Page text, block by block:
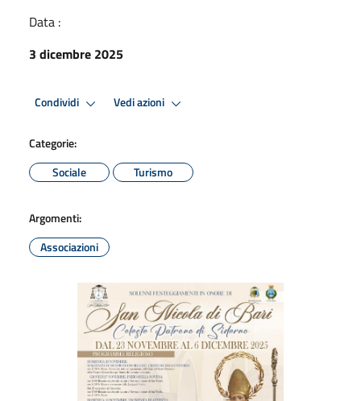
Data :
3 dicembre 2025
Condividi Vedi azioni
Categorie:
Sociale
Turismo
Argomenti:
Associazioni